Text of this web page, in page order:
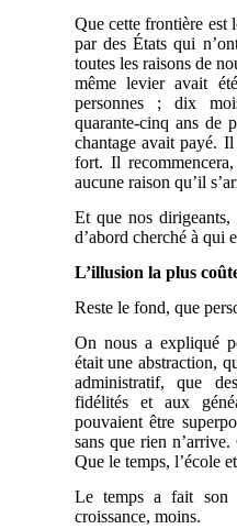
Que cette frontière est
par des États qui
toutes les raisons de
même levier avait
personnes ; dix
quarante-cinq ans de
chantage avait payé.
fort. Il
aucune raison qu’il
Et que nos
d’abord cherché à qui
L’illusion la plus
Reste le fond, que
On nous a expliqué
était une abstraction,
administratif, que
fidélités et aux
pouvaient être
sans que rien
Que le temps, l’école
Le temps a fait son
croissance, moins.